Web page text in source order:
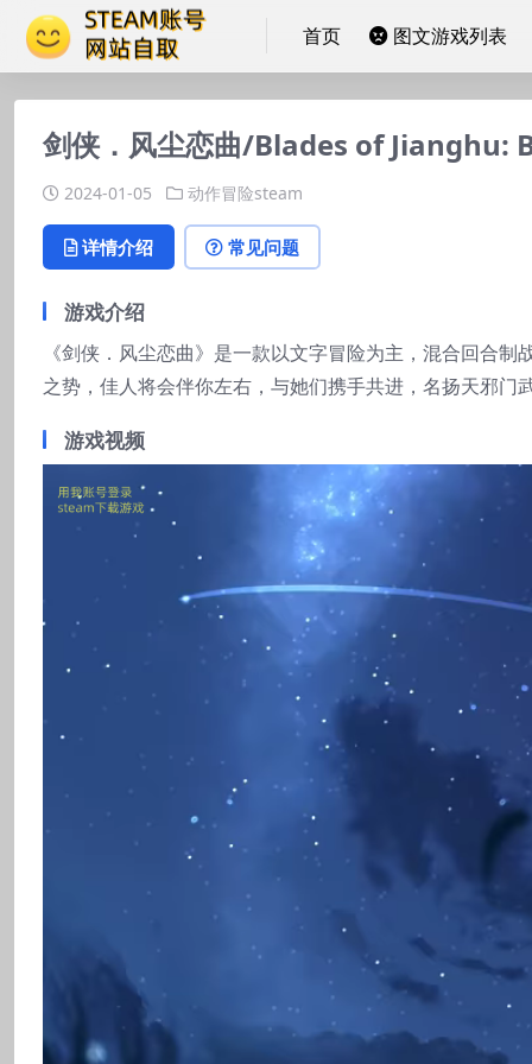
首页 图文游戏列表
剑侠．风尘恋曲/Blades of
2024-01-05 动作冒险steam
详情介绍 常见问题
游戏介绍
《剑侠．风尘恋曲》是一款以文字冒险为主，混合回合
之势，佳人将会伴你左右，与她们携手共进，名扬天邪门
游戏视频